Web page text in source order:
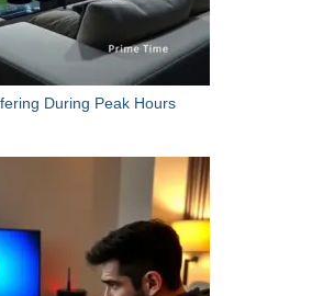
During Peak Hours